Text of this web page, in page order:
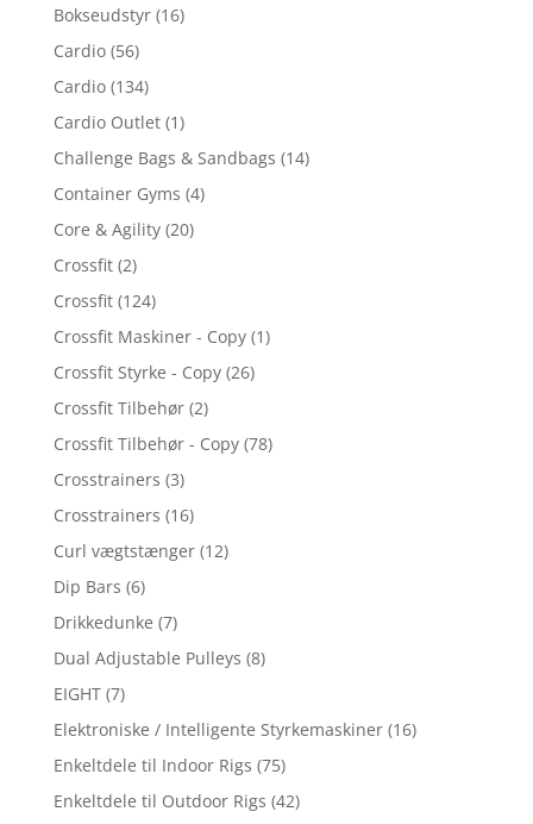
Bokseudstyr (16)
Cardio (56)
Cardio (134)
Cardio Outlet (1)
Challenge Bags & Sandbags (14)
Container Gyms (4)
Core & Agility (20)
Crossfit (2)
Crossfit (124)
Crossfit Maskiner - Copy (1)
Crossfit Styrke - Copy (26)
Crossfit Tilbehør (2)
Crossfit Tilbehør - Copy (78)
Crosstrainers (3)
Crosstrainers (16)
Curl vægtstænger (12)
Dip Bars (6)
Drikkedunke (7)
Dual Adjustable Pulleys (8)
EIGHT (7)
Elektroniske / Intelligente Styrkemaskiner (16)
Enkeltdele til Indoor Rigs (75)
Enkeltdele til Outdoor Rigs (42)